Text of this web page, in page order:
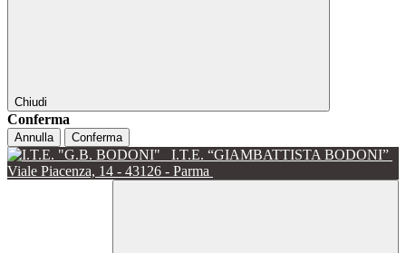
Chiudi
Conferma
Annulla Conferma
I.T.E. “GIAMBATTISTA BODONI”
Viale Piacenza, 14 - 43126 - Parma